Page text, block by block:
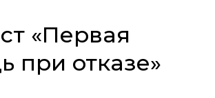
«Первая
при отказе»